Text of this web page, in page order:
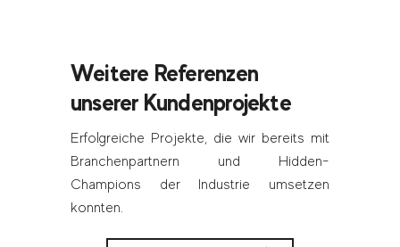
Weitere Referenzen
unserer Kundenprojekte
Erfolgreiche Projekte, die wir bereits mit
Branchenpartnern und Hidden-
Champions der Industrie umsetzen
konnten.